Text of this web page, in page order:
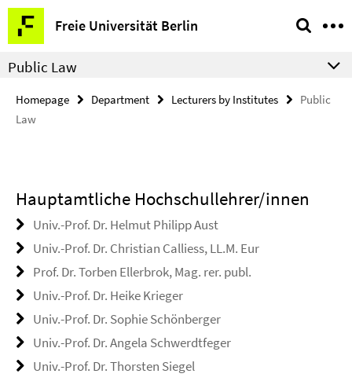
Springe
direkt
zu
Inhalt
Freie Universität Berlin
Service
Navigation
Public Law
Homepage Department Lecturers by Institutes
Public
Law
Hauptamtliche Hochschullehrer/innen
Univ.-Prof. Dr. Helmut Philipp Aust
Univ.-Prof. Dr. Christian Calliess, LL.M. Eur
Prof. Dr. Torben Ellerbrok, Mag. rer. publ.
Univ.-Prof. Dr. Heike Krieger
Univ.-Prof. Dr. Sophie Schönberger
Univ.-Prof. Dr. Angela Schwerdtfeger
Univ.-Prof. Dr. Thorsten Siegel